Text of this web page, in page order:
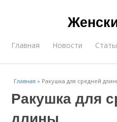
Главная Новости
Главная » Ракушка для средней
Ракушка для
длины